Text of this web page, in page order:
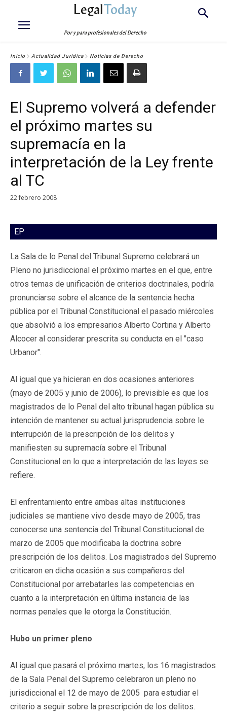
LegalToday
Por y para profesionales del Derecho
Inicio Actualidad Jurídica Noticias de Derecho
El Supremo volverá a defender
el próximo martes su
supremacía en la
interpretación de la Ley frente
al TC
22 febrero 2008
EP
La Sala de lo Penal del Tribunal Supremo celebrará un
Pleno no jurisdiccional el próximo martes en el que, entre
otros temas de unificación de criterios doctrinales, podría
pronunciarse sobre el alcance de la sentencia hecha
pública por el Tribunal Constitucional el pasado miércoles
que absolvió a los empresarios Alberto Cortina y Alberto
Alcocer al considerar prescrita su conducta en el "caso
Urbanor".
Al igual que ya hicieran en dos ocasiones anteriores
(mayo de 2005 y junio de 2006), lo previsible es que los
magistrados de lo Penal del alto tribunal hagan pública su
intención de mantener su actual jurisprudencia sobre le
interrupción de la prescripción de los delitos y
manifiesten su supremacía sobre el Tribunal
Constitucional en lo que a interpretación de las leyes se
refiere.
El enfrentamiento entre ambas altas instituciones
judiciales se mantiene vivo desde mayo de 2005, tras
conocerse una sentencia del Tribunal Constitucional de
marzo de 2005 que modificaba la doctrina sobre
prescripción de los delitos. Los magistrados del Supremo
criticaron en dicha ocasión a sus compañeros del
Constitucional por arrebatarles las competencias en
cuanto a la interpretación en última instancia de las
normas penales que le otorga la Constitución.
Hubo un primer pleno
Al igual que pasará el próximo martes, los 16 magistrados
de la Sala Penal del Supremo celebraron un pleno no
jurisdiccional el 12 de mayo de 2005 para estudiar el
criterio a seguir sobre la prescripción de los delitos.